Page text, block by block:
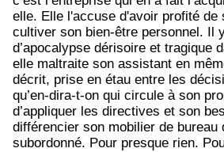
elle. Elle l'accuse d'avoir profité de
cultiver son bien-être personnel. Il
d’apocalypse dérisoire et tragique
elle maltraite son assistant en
décrit, prise en étau entre les
qu’en-dira-t-on qui circule à son
d’appliquer les directives et son
différencier son mobilier de bureau
subordonné. Pour presque rien.